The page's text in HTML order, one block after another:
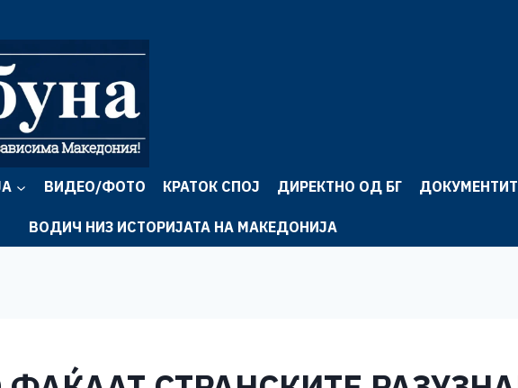
ВИДЕО/ФОТО КРАТОК СПОЈ ДИРЕКТНО ОД БГ
ВОДИЧ НИЗ ИСТОРИЈАТА НА МАКЕДОНИЈА